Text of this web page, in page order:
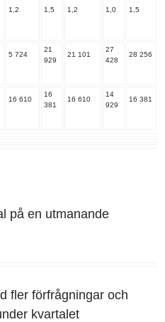
1,2 1,5 1,2 1,0 1,5
5 724
21
929
21 101
27
428
28 256
16 610
16
381
16 610
14
929
16 381
på en utmanande
fler förfrågningar och
kvartalet